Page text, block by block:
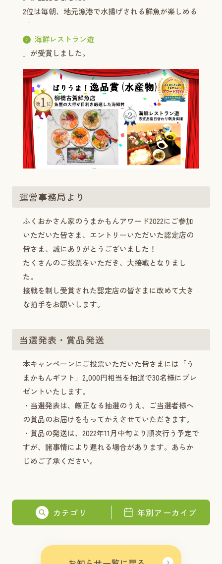
カテゴリ 年別アーカイブ
2位は毎朝、地元漁港で水揚げされる鮮魚が楽しめる
「
海鮮レストラン遊
」が受賞しました。
運営事務局より
ふくおかさん家のうまかもんアワード2022にご参加
いただいた皆さま、エントリーいただいた認定店の
皆さま、誠にありがとうございました！
たくさんのご投票をいただき、大接戦となりまし
た。
接戦を制し受賞された認定店の皆さまに改めて大き
な拍手をお願いします。
当選発表・賞品発送
本キャンペーンにご投票いただいた皆さまには「う
まかもんギフト」2,000円相当を抽選で30名様にプレ
ゼントいたします。
・当選発表は、厳正なる抽選のうえ、ご当選者様へ
の賞品のお届けをもってかえさせていただきます。
・賞品の発送は、2022年11月中旬より順次行う予定で
すが、諸事情により遅れる場合があります。あらか
じめご了承ください。